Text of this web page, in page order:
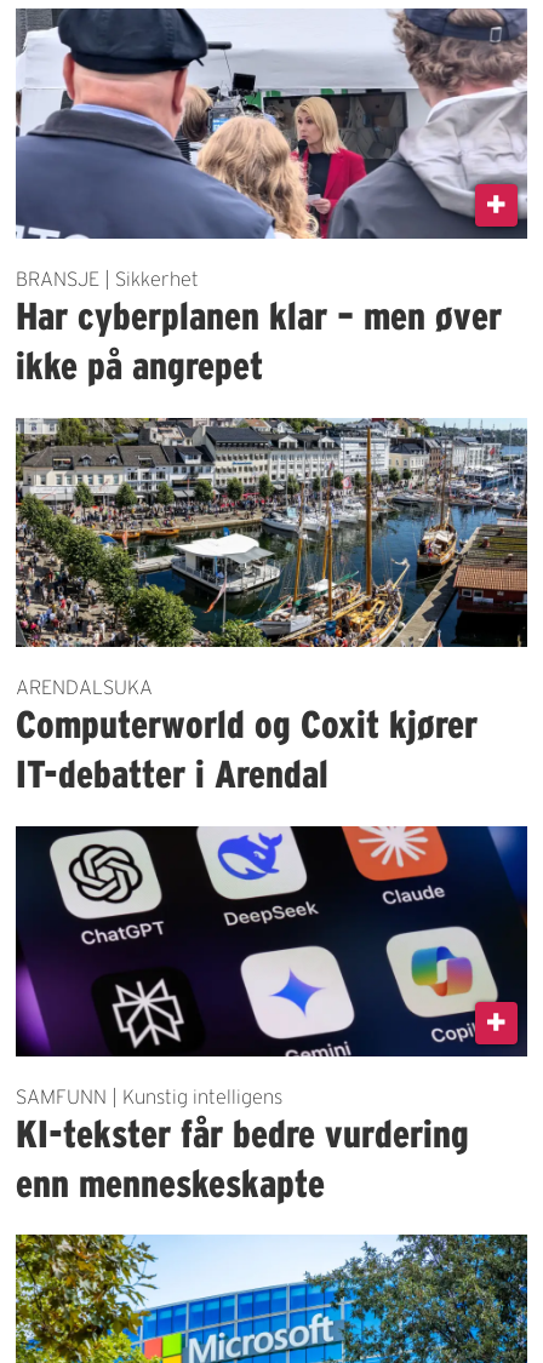
BRANSJE | Sikkerhet
Har cyberplanen klar – men øver
ikke på angrepet
ARENDALSUKA
Computerworld og Coxit kjører
IT-debatter i Arendal
SAMFUNN | Kunstig intelligens
KI-tekster får bedre vurdering
enn menneskeskapte